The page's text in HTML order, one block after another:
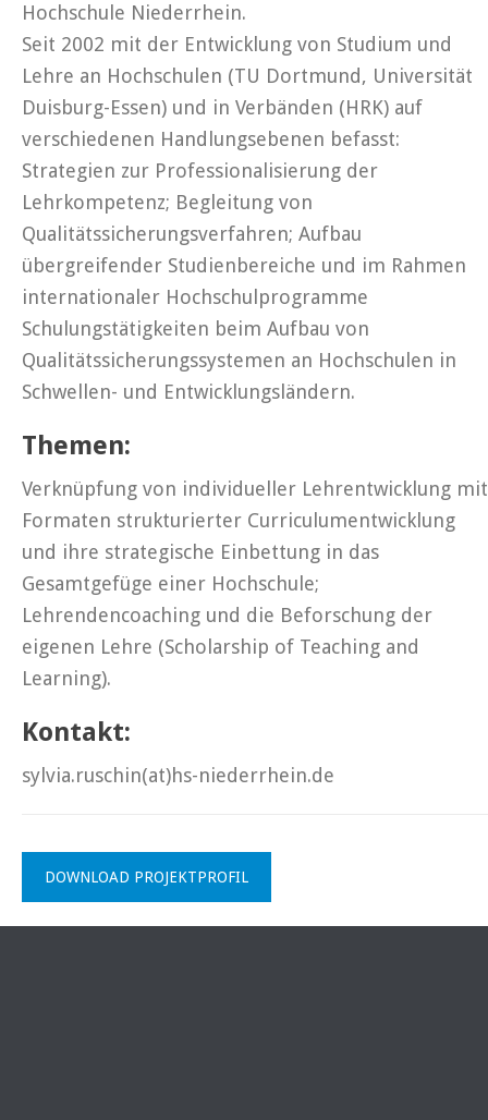
Hochschule Niederrhein.
Seit 2002 mit der Entwicklung von Studium und
Lehre an Hochschulen (TU Dortmund, Universität
Duisburg-Essen) und in Verbänden (HRK) auf
verschiedenen Handlungsebenen befasst:
Strategien zur Professionalisierung der
Lehrkompetenz; Begleitung von
Qualitätssicherungsverfahren; Aufbau
übergreifender Studienbereiche und im Rahmen
internationaler Hochschulprogramme
Schulungstätigkeiten beim Aufbau von
Qualitätssicherungssystemen an Hochschulen in
Schwellen- und Entwicklungsländern.
Themen:
Verknüpfung von individueller Lehrentwicklung mit
Formaten strukturierter Curriculumentwicklung
und ihre strategische Einbettung in das
Gesamtgefüge einer Hochschule;
Lehrendencoaching und die Beforschung der
eigenen Lehre (Scholarship of Teaching and
Learning).
Kontakt:
sylvia.ruschin(at)hs-niederrhein.de
DOWNLOAD PROJEKTPROFIL